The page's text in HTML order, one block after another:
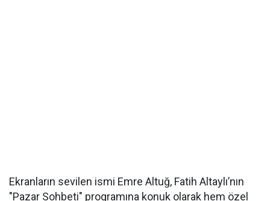
Ekranların sevilen ismi Emre Altuğ, Fatih Altaylı’nın
"Pazar Sohbeti" programına konuk olarak hem özel